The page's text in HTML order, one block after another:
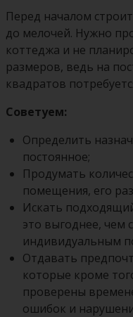
Перед началом
до мелочей. Нужно
коттеджа и не
размеров, ведь на
квадратов
Советуем:
Определить
постоянное;
Продумать
помещения, его
Искать
это выгоднее, чем
индивидуальным
Отдавать
которые кроме
проверены
ошибок и